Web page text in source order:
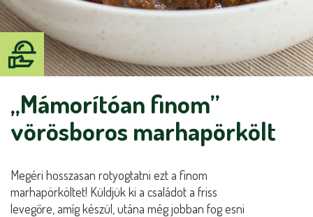
„Mámorítóan finom”
vörösboros marhapörkölt
Megéri hosszasan rotyogtatni ezt a finom
marhapörköltet! Küldjük ki a családot a friss
levegőre, amíg készül, utána még jobban fog esni